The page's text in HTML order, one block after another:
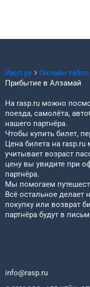
Расп.ру Онлайн-
Прибытие в Алзамай
На rasp.ru можно
поезда, самолёта,
нашего партнёра.
Чтобы купить билет,
Цена билета на
учитывает возраст
цену вы увидите при
партнёра.
Мы помогаем
Всё остальное делает
покупку или возврат
партнёра будут в
info@rasp.ru